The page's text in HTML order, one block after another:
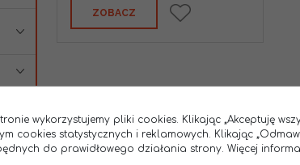
ZOBACZ
wykorzystujemy pliki cookies. Klikając „Akceptuję
cookies statystycznych i reklamowych. Klikając
do prawidłowego działania strony. Więcej